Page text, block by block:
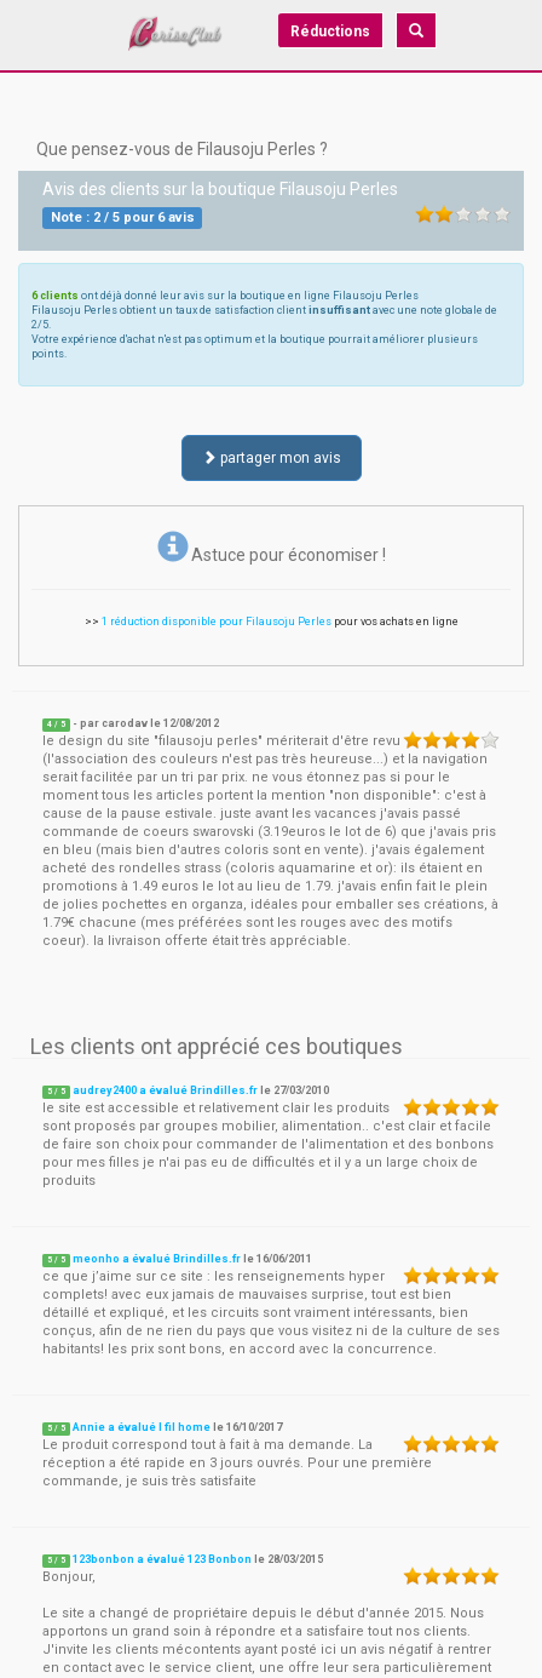
Réductions
Que pensez-vous de Filausoju Perles ?
Avis des clients sur la boutique Filausoju Perles
Note : 2/ 5pour 6avis
6 clients ont déjà donné leur avis sur la boutique en ligne Filausoju Perles
Filausoju Perles obtient un taux de satisfaction client insuffisant avec une note globale de
2/5.
Votre expérience d'achat n'est pas optimum et la boutique pourrait améliorer plusieurs
points.
partager mon avis
Astuce pour économiser !
>> 1 réduction disponible pour Filausoju Perlespour vos achats en ligne
4 / 5 - parcarodav le12/08/2012
le design du site "filausoju perles" mériterait d'être revu
(l'association des couleurs n'est pas très heureuse...) et la navigation
serait facilitée par un tri par prix. ne vous étonnez pas si pour le
moment tous les articles portent la mention "non disponible": c'est à
cause de la pause estivale. juste avant les vacances j'avais passé
commande de coeurs swarovski (3.19euros le lot de 6) que j'avais pris
en bleu (mais bien d'autres coloris sont en vente). j'avais également
acheté des rondelles strass (coloris aquamarine et or): ils étaient en
promotions à 1.49 euros le lot au lieu de 1.79. j'avais enfin fait le plein
de jolies pochettes en organza, idéales pour emballer ses créations, à
1.79€ chacune (mes préférées sont les rouges avec des motifs
coeur). la livraison offerte était très appréciable.
Les clients ont apprécié ces boutiques
5 / 5 audrey2400 a évalué Brindilles.fr le 27/03/2010
le site est accessible et relativement clair les produits
sont proposés par groupes mobilier, alimentation.. c'est clair et facile
de faire son choix pour commander de l'alimentation et des bonbons
pour mes filles je n'ai pas eu de difficultés et il y a un large choix de
produits
5 / 5 meonho a évalué Brindilles.fr le16/06/2011
ce que j’aime sur ce site : les renseignements hyper
complets! avec eux jamais de mauvaises surprise, tout est bien
détaillé et expliqué, et les circuits sont vraiment intéressants, bien
conçus, afin de ne rien du pays que vous visitez ni de la culture de ses
habitants! les prix sont bons, en accord avec la concurrence.
5 / 5 Annie a évalué I fil home le16/10/2017
Le produit correspond tout à fait à ma demande. La
réception a été rapide en 3 jours ouvrés. Pour une première
commande, je suis très satisfaite
5 / 5 123bonbon a évalué 123 Bonbon le 28/03/2015
Bonjour,
Le site a changé de propriétaire depuis le début d'année 2015. Nous
apportons un grand soin à répondre et a satisfaire tout nos clients.
J'invite les clients mécontents ayant posté ici un avis négatif à rentrer
en contact avec le service client, une offre leur sera particulièrement